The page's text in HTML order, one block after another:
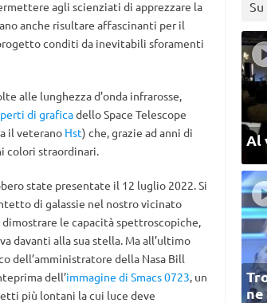
agli scienziati di apprezzare la
anche risultare affascinanti per il
conditi da inevitabili sforamenti
alle lunghezza d’onda infrarosse,
di graficadello Space Telescope
il veterano Hst) che, grazie ad anni di
colori straordinari.
state presentate il 12 luglio 2022. Si
di galassie nel nostro vicinato
le capacità spettroscopiche,
davanti alla sua stella. Ma all’ultimo
dell’amministratore della Nasa Bill
dell’immagine di Smacs 0723, un
più lontani la cui luce deve
Al